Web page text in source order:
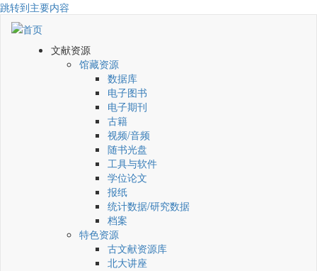
跳转到主要内容
文献资源
馆藏资源
数据库
电子图书
电子期刊
古籍
视频/音频
随书光盘
工具与软件
学位论文
报纸
统计数据/研究数据
档案
特色资源
古文献资源库
北大讲座